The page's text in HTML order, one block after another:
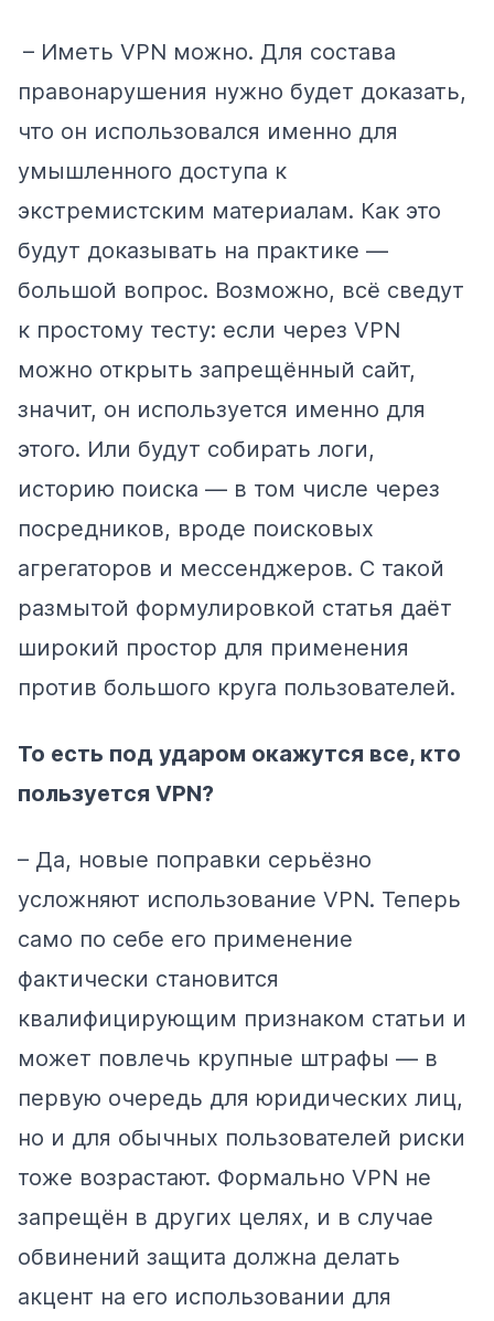
– Иметь VPN можно. Для состава
правонарушения нужно будет доказать,
что он использовался именно для
умышленного доступа к
экстремистским материалам. Как это
будут доказывать на практике —
большой вопрос. Возможно, всё сведут
к простому тесту: если через VPN
можно открыть запрещённый сайт,
значит, он используется именно для
этого. Или будут собирать логи,
историю поиска — в том числе через
посредников, вроде поисковых
агрегаторов и мессенджеров. С такой
размытой формулировкой статья даёт
широкий простор для применения
против большого круга пользователей.
То есть под ударом окажутся все, кто
пользуется VPN?
– Да, новые поправки серьёзно
усложняют использование VPN. Теперь
само по себе его применение
фактически становится
квалифицирующим признаком статьи и
может повлечь крупные штрафы — в
первую очередь для юридических лиц,
но и для обычных пользователей риски
тоже возрастают. Формально VPN не
запрещён в других целях, и в случае
обвинений защита должна делать
акцент на его использовании для